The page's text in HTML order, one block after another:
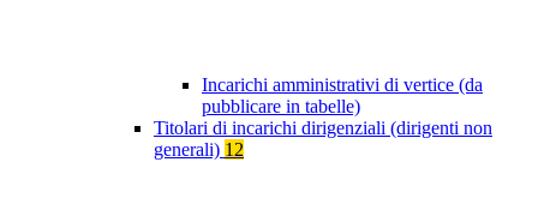
Incarichi amministrativi di vertice (da
pubblicare in tabelle)
Titolari di incarichi dirigenziali (dirigenti non
generali) 12